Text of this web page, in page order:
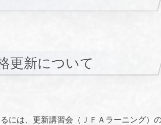
更新について
には、更新講習会（ＪＦＡラーニング）